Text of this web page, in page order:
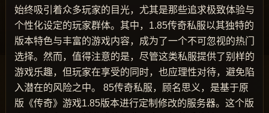
始终吸引着众多玩家的目光，尤其是那些追求极致体验与
个性化设定的玩家群体。其中，1.85传奇私服以其独特的
版本特色与丰富的游戏内容，成为了一个不可忽视的热门
选择。然而，值得注意的是，尽管这类私服提供了别样的
游戏乐趣，但玩家在享受的同时，也应理性对待，避免陷
入潜在的风险之中。 85传奇私服，顾名思义，是基于原
版《传奇》游戏1.85版本进行定制修改的服务器。这个版